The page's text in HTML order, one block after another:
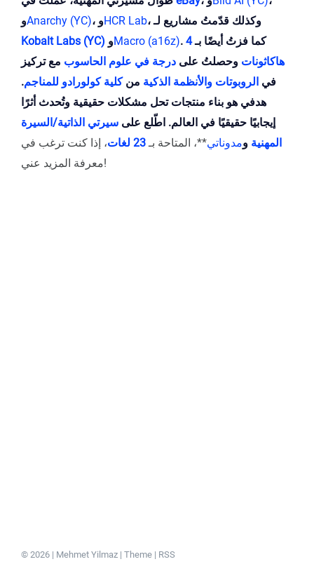
وAnarchy (YC) ، وHCR Lab ، وكذلك قدّمتُ مشاريع لـ
Kobalt Labs (YC) وMacro (a16z) . كما فزتُ أيضًا بـ4
هاكاثونات وحصلتُ على درجة في علوم الحاسوب مع تركيز
في الروبوتات والأنظمة الذكية منكلية كولورادو للمناجم.
هدفي هو بناء منتجاتتحل مشكلات حقيقية وتُحدث أثرًا
إيجابيًا حقيقيًا في العالم. اطّلع على سيرتي الذاتية/السيرة
المهنية ومدوناتي**، المتاحة بـ 23 لغات
، إذا كنت ترغب في
معرفة المزيد عني!
© 2026 | Mehmet Yilmaz | Theme | RSS